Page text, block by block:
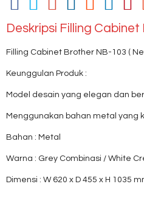
Deskripsi Filling
Filling Cabinet Brother NB-103 (
Keunggulan Produk :
Model desain yang elegan dan
Menggunakan bahan metal yang
Bahan : Metal
Warna : Grey Combinasi / White
Dimensi : W 620 x D 455 x H 1035